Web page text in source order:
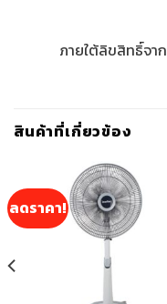
ภายใต้ลิขสิทธิ์จาก
สินค้าที่เกี่ยวข้อง
ลดราคา!